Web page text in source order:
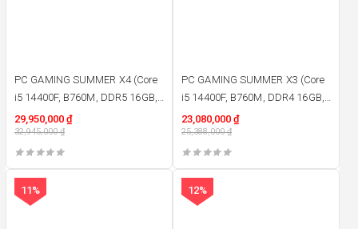
PC GAMING SUMMER X4 (Core
i5 14400F, B760M, DDR5 16GB,
RTX3050 8GB, SSD M2 512GB,
750W)
29,950,000 ₫
32,945,000₫
PC GAMING SUMMER X3 (Core
i5 14400F, B760M, DDR4 16GB,
RTX3050 6GB, SSD M2 512GB,
750W)
23,080,000 ₫
25,388,000₫
11% 12%